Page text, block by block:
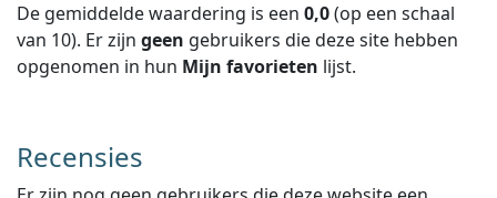
De gemiddelde waardering is een 0,0(op een schaal
van 10). Er zijn geen gebruikers die deze site hebben
opgenomen in hun Mijn favorieten lijst.
Recensies